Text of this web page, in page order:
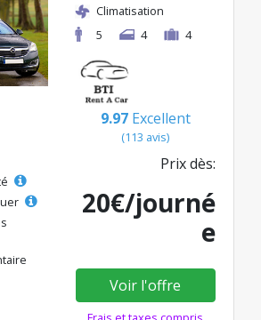
Climatisation
5
4 4
9.97 Excellent
(113 avis)
Prix dès:
20€/journé
e
Voir l'offre